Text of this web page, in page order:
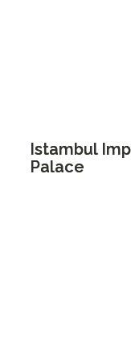
Istambul
Palace